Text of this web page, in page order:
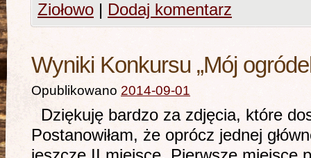
Ziołowo | Dodaj komentarz
Wyniki Konkursu „Mój
Opublikowano 2014-09-01
Dziękuję bardzo za zdjęcia, które
Postanowiłam, że oprócz jednej